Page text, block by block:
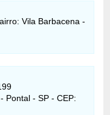
Vila Barbacena -
Pontal - SP - CEP: